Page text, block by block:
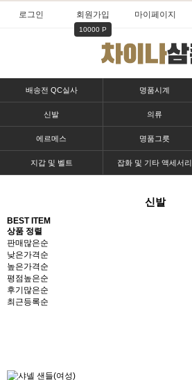
로그인 회원가입
10000 P
마이페이지
배송전 QC실사 명품시계
신발 의류
에르메스 명품그릇
지갑 및 벨트 잡화 및 기타 액세서리
신발
BEST ITEM
상품 정렬
판매많은순
낮은가격순
높은가격순
평점높은순
후기많은순
최근등록순